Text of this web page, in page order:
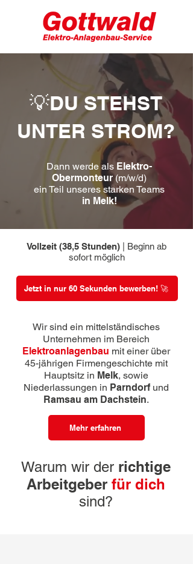
💡DU STEHST
UNTER STROM?
Dann werde als Elektro-
Obermonteur (m/w/d)
ein Teil unseres starken Teams
in Melk!
Vollzeit (38,5 Stunden) | Beginn ab
sofort möglich
Jetzt in nur 60 Sekunden bewerben! 🚀
Wir sind ein mittelständisches
Unternehmen im Bereich
Elektroanlagenbau mit einer über
45-jährigen Firmengeschichte mit
Hauptsitz in Melk, sowie
Niederlassungen in Parndorfund
Ramsau am Dachstein.
Mehr erfahren
Warum wir der richtige
Arbeitgeber für dich
sind?